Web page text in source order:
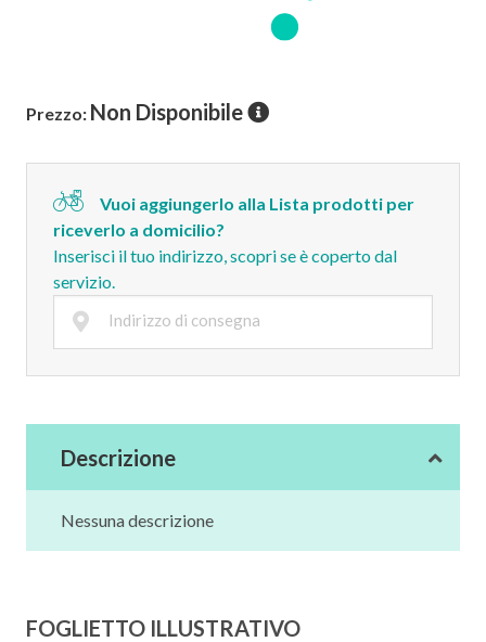
Prezzo: Non Disponibile
Vuoi aggiungerlo alla Lista prodotti per
riceverlo a domicilio?
Inserisci il tuo indirizzo, scopri se è coperto dal
servizio.
Descrizione
Nessuna descrizione
FOGLIETTO ILLUSTRATIVO